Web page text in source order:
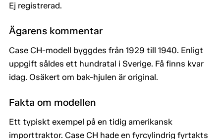
Ej registrerad.
Ägarens kommentar
Case CH-modell byggdes från 1929 till 1940. Enligt
uppgift såldes ett hundratal i Sverige. Få finns kvar
idag. Osäkert om bak-hjulen är original.
Fakta om modellen
Ett typiskt exempel på en tidig amerikansk
importtraktor. Case CH hade en fyrcylindrig fyrtakts